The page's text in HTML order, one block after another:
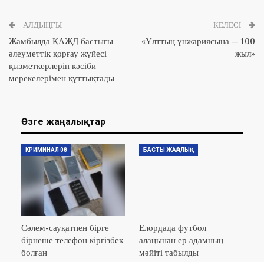
АЛДЫҢҒЫ
Жамбылда ҚАЖД бастығы
әлеуметтік қорғау жүйесі
қызметкерлерін кәсіби
мерекелерімен құттықтады
КЕЛЕСІ
«Ұлттың үнжариясына — 100
жыл»
Өзге жаңалықтар
КРИМИНАЛ 08
Сәлем-сауқатпен бірге
бірнеше телефон кіргізбек
болған
БАСТЫ ЖАҢАЛЫҚ
Елордада футбол
алаңынан ер адамның
мәйіті табылды